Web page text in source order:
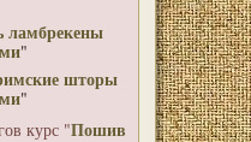
ламбрекены
"
шторы
"
курс "Пошив